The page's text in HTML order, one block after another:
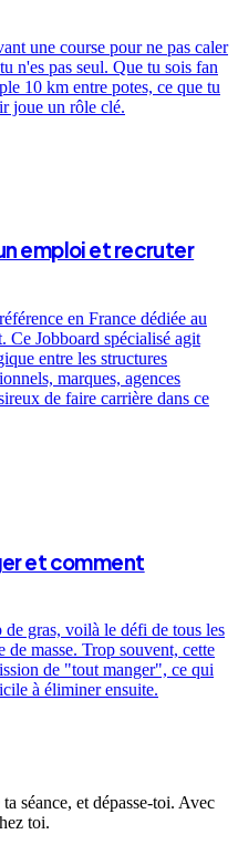
une course pour ne pas caler
n'es pas seul. Que tu sois fan
10 km entre potes, ce que tu
joue un rôle clé.
emploi et recruter
en France dédiée au
Ce Jobboard spécialisé agit
entre les structures
marques, agences
de faire carrière dans ce
et comment
gras, voilà le défi de tous les
de masse. Trop souvent, cette
de "tout manger", ce qui
à éliminer ensuite.
séance, et dépasse-toi. Avec
toi.